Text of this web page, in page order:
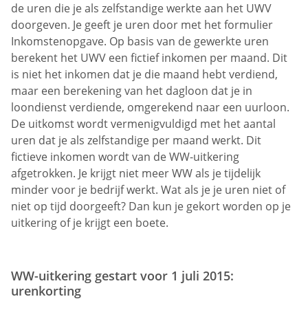
de uren die je als zelfstandige werkte aan het UWV
doorgeven. Je geeft je uren door met het formulier
Inkomstenopgave. Op basis van de gewerkte uren
berekent het UWV een fictief inkomen per maand. Dit
is niet het inkomen dat je die maand hebt verdiend,
maar een berekening van het dagloon dat je in
loondienst verdiende, omgerekend naar een uurloon.
De uitkomst wordt vermenigvuldigd met het aantal
uren dat je als zelfstandige per maand werkt. Dit
fictieve inkomen wordt van de WW-uitkering
afgetrokken. Je krijgt niet meer WW als je tijdelijk
minder voor je bedrijf werkt. Wat als je je uren niet of
niet op tijd doorgeeft? Dan kun je gekort worden op je
uitkering of je krijgt een boete.
WW-uitkering gestart voor 1 juli 2015:
urenkorting